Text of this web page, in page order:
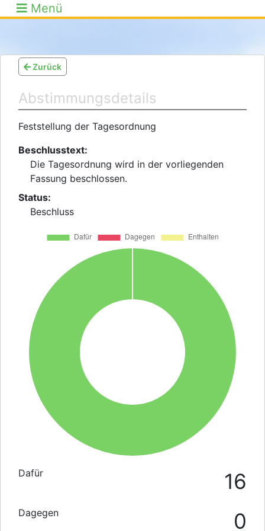
Menü
Zurück
Abstimmungsdetails
Feststellung der Tagesordnung
Beschlusstext:
Die Tagesordnung wird in der vorliegenden
Fassung beschlossen.
Status:
Beschluss
Dafür 16
Dagegen 0